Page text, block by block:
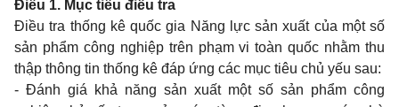
Điều 1. Mục tiêu điều tra
Điều tra thống kê quốc gia Năng lực sản xuất của một số
sản phẩm công nghiệp trên phạm vi toàn quốc nhằm thu
thập thông tin thống kê đáp ứng các mục tiêu chủ yếu sau:
- Đánh giá khả năng sản xuất một số sản phẩm công